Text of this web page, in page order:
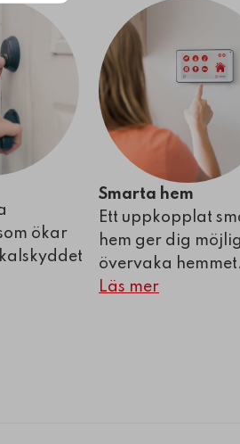
ökar
Smarta hem
Ett uppkopplat
hem ger dig
övervaka hemmet.
Läs mer